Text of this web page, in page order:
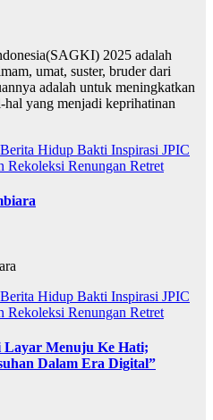
2025 adalah
umat, suster, bruder dari
adalah untuk meningkatkan
hal yang menjadi keprihatinan
Berita Hidup Bakti Inspirasi JPIC
Rekoleksi Renungan Retret
Berita Hidup Bakti Inspirasi JPIC
Rekoleksi Renungan Retret
Layar Menuju Ke Hati;
Dalam Era Digital”